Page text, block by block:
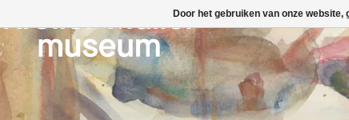
Door het gebruiken van onze